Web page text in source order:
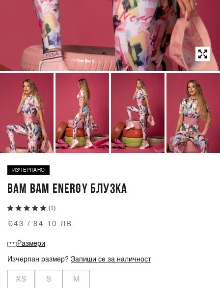
ИЗЧЕРПАНО
BAM BAM ENERGY БЛУЗКА
(1)
€43 / 84.10 ЛВ.
Размери
Изчерпан размер?Запиши се за наличност
XS S M